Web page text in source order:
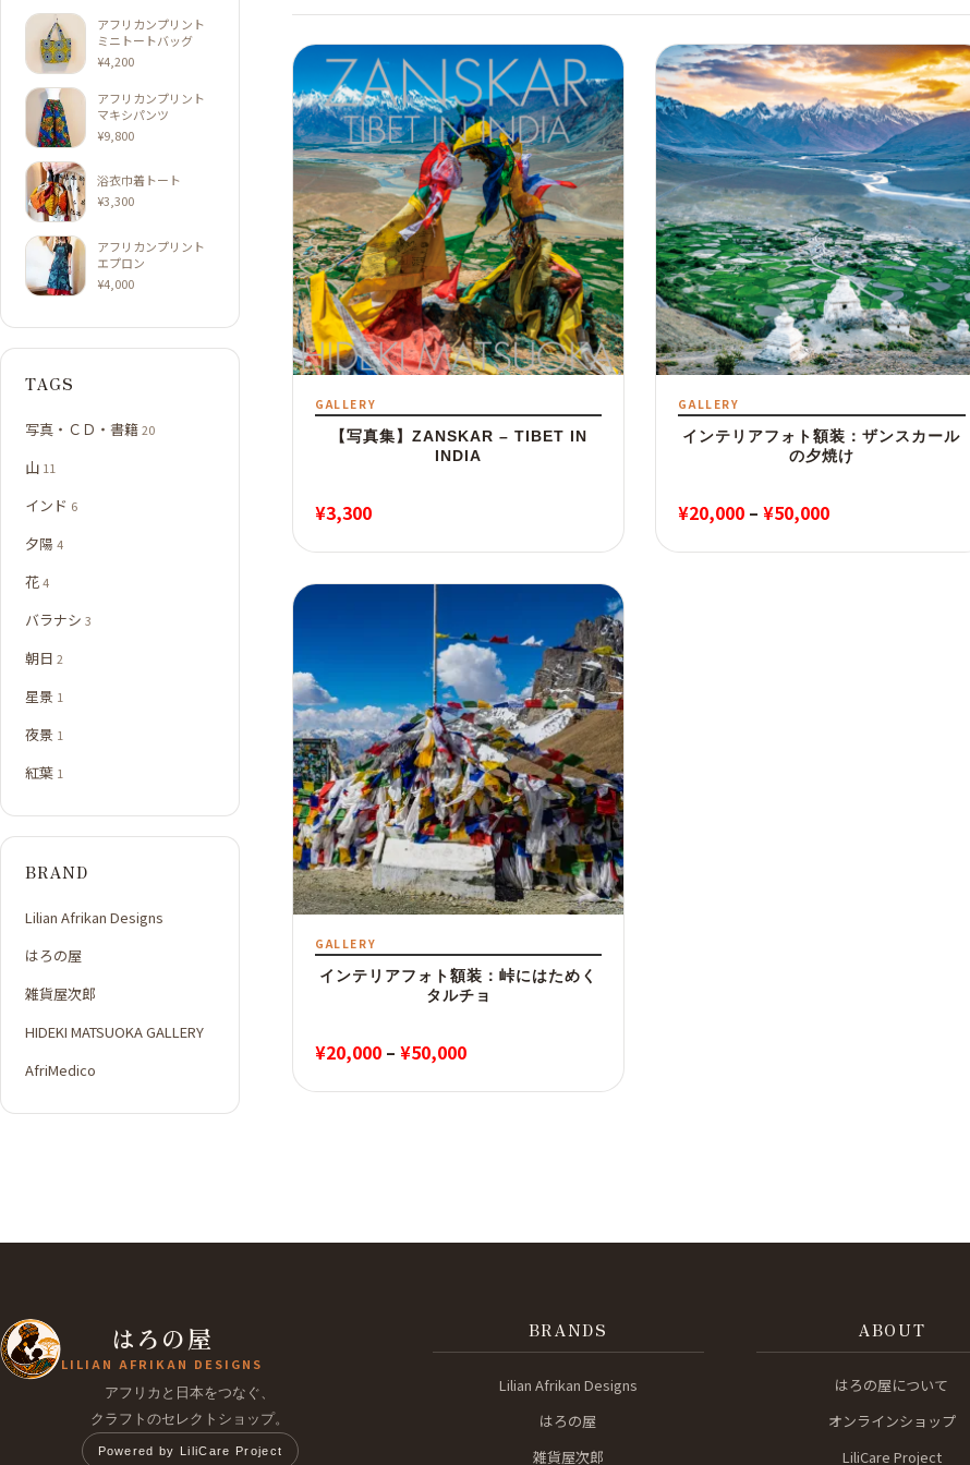
アフリカンプリント
ミニトートバッグ
¥4,200
アフリカンプリント
マキシパンツ
¥9,800
浴衣巾着トート
¥3,300
アフリカンプリント
エプロン
¥4,000
TAGS
写真・ＣＤ・書籍20
山 11
インド 6
夕陽 4
花4
バラナシ 3
朝日 2
星景 1
夜景 1
紅葉 1
BRAND
Lilian Afrikan Designs
はろの屋
雑貨屋次郎
HIDEKI MATSUOKA GALLERY
AfriMedico
GALLERY
【写真集】ZANSKAR – TIBET IN
INDIA
¥3,300
GALLERY
インテリアフォト額装：ザンスカール
の夕焼け
¥20,000 –¥50,000価
GALLERY
インテリアフォト額装：峠にはためく
タルチョ
¥20,000 – ¥50,000価
はろの屋
LILIAN AFRIKAN DESIGNS
アフリカと日本をつなぐ、
クラフトのセレクトショップ。
Powered by LiliCare Project
BRANDS
Lilian Afrikan Designs
はろの屋
雑貨屋次郎
ABOUT
はろの屋について
オンラインショップ
LiliCare Project